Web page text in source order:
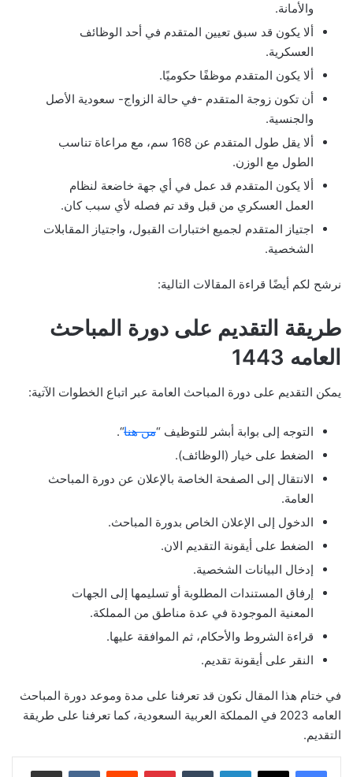
والأمانة.
ألا يكون قد سبق تعيين المتقدم في أحد الوظائف
العسكرية.
ألا يكون المتقدم موظفًا حكوميًا.
أن تكون زوجة المتقدم -في حالة الزواج- سعودية الأصل
والجنسية.
ألا يقل طول المتقدم عن 168 سم، مع مراعاة تناسب
الطول مع الوزن.
ألا يكون المتقدم قد عمل في أي جهة خاضعة لنظام
العمل العسكري من قبل وقد تم فصله لأي سبب كان.
اجتياز المتقدم لجميع اختبارات القبول، واجتياز المقابلات
الشخصية.
نرشح لكم أيضًا قراءة المقالات التالية:
طريقة التقديم على دورة المباحث
العامه 1443
يمكن التقديم على دورة المباحث العامة عبر اتباع الخطوات الآتية:
التوجه إلى بوابة أبشر للتوظيف “من هنا“.
الضغط على خيار (الوظائف).
الانتقال إلى الصفحة الخاصة بالإعلان عن دورة المباحث
العامة.
الدخول إلى الإعلان الخاص بدورة المباحث.
الضغط على أيقونة التقديم الان.
إدخال البيانات الشخصية.
إرفاق المستندات المطلوبة أو تسليمها إلى الجهات
المعنية الموجودة في عدة مناطق من المملكة.
قراءة الشروط والأحكام، ثم الموافقة عليها.
النقر على أيقونة تقديم.
في ختام هذا المقال نكون قد تعرفنا على مدة وموعد دورة المباحث
العامه 2023 في المملكة العربية السعودية، كما تعرفنا على طريقة
التقديم.
لينكدإن بينتيريست مشاركة عبر البريد